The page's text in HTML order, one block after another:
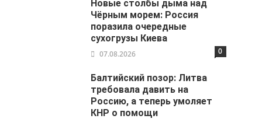
Новые столбы дыма над
Чёрным морем: Россия
поразила очередные
сухогрузы Киева
07.08.2026 0
Балтийский позор: Литва
требовала давить на
Россию, а теперь умоляет
КНР о помощи